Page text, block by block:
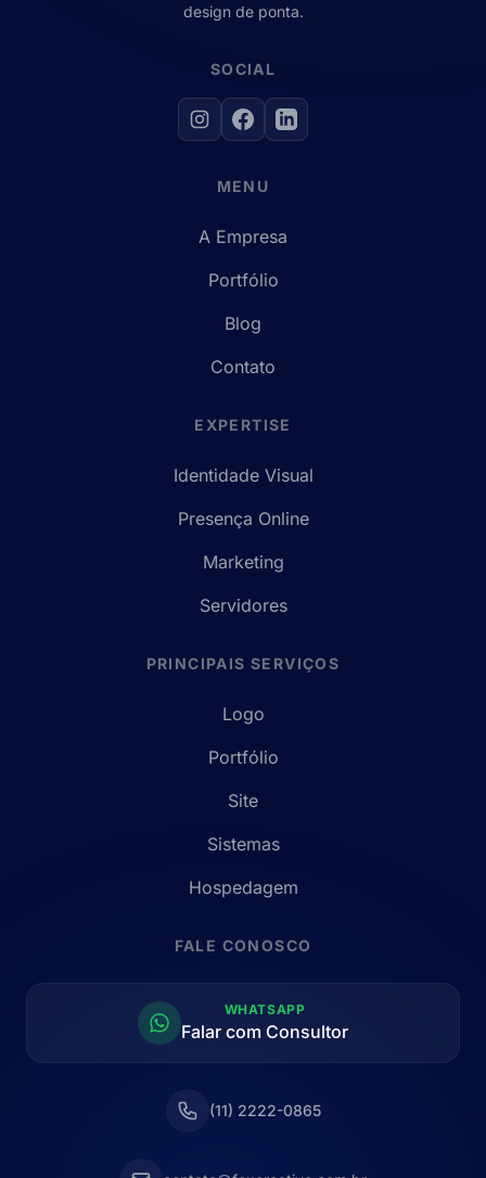
design de ponta.
SOCIAL
MENU
A Empresa
Portfólio
Blog
Contato
EXPERTISE
Identidade Visual
Presença Online
Marketing
Servidores
PRINCIPAIS SERVIÇOS
Logo
Portfólio
Site
Sistemas
Hospedagem
FALE CONOSCO
WHATSAPP
Falar com Consultor
(11) 2222-0865